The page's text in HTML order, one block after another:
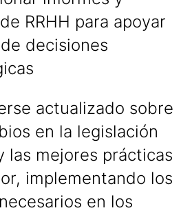
RRHH para apoyar
decisiones
actualizado sobre
en la legislación
las mejores prácticas
implementando los
en los